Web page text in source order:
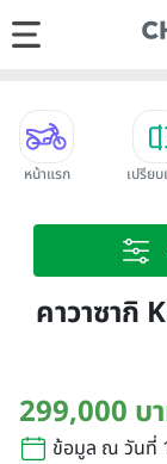
หน้าแรก เปรีย
คาวาซากิ
299,000 บ
ข้อมูล ณ วันที่